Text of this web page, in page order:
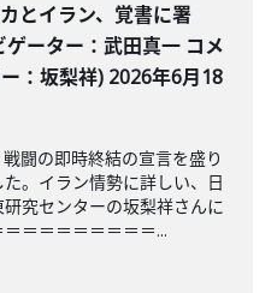
カとイラン、覚書に署
ゲーター：武田真一 コメ
：坂梨祥) 2026年6月18
闘の即時終結の宣言を盛り
。イラン情勢に詳しい、日
究センターの坂梨祥さんに
＝＝＝＝＝＝＝＝...